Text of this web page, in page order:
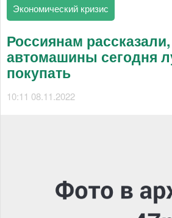
Экономический кризис
Россиянам
автомашины сегодня
покупать
10:11 08.11.2022